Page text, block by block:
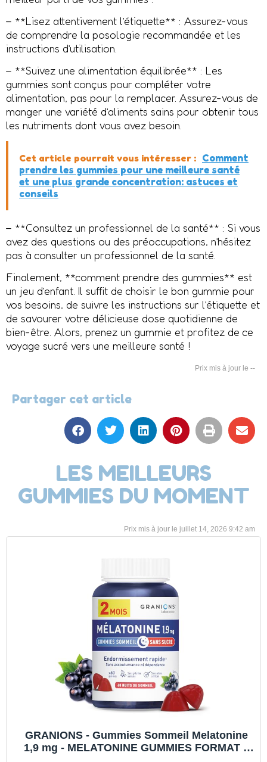
– **Lisez attentivement l’étiquette** : Assurez-vous
de comprendre la posologie recommandée et les
instructions d’utilisation.
– **Suivez une alimentation équilibrée** : Les
gummies sont conçus pour compléter votre
alimentation, pas pour la remplacer. Assurez-vous de
manger une variété d’aliments sains pour obtenir tous
les nutriments dont vous avez besoin.
Cet article pourrait vous intéresser : Comment
prendre les gummies pour une meilleure santé
et une plus grande concentration: astuces et
conseils
– **Consultez un professionnel de la santé** : Si vous
avez des questions ou des préoccupations, n’hésitez
pas à consulter un professionnel de la santé.
Finalement, **comment prendre des gummies** est
un jeu d’enfant. Il suffit de choisir le bon gummie pour
vos besoins, de suivre les instructions sur l’étiquette et
de savourer votre délicieuse dose quotidienne de
bien-être. Alors, prenez un gummie et profitez de ce
voyage sucré vers une meilleure santé !
--
Partager cet article
LES MEILLEURS
GUMMIES DU MOMENT
juillet 14, 2026 9:42 am
GRANIONS - Gummies Sommeil Melatonine
1,9 mg - MELATONINE GUMMIES FORMAT 2